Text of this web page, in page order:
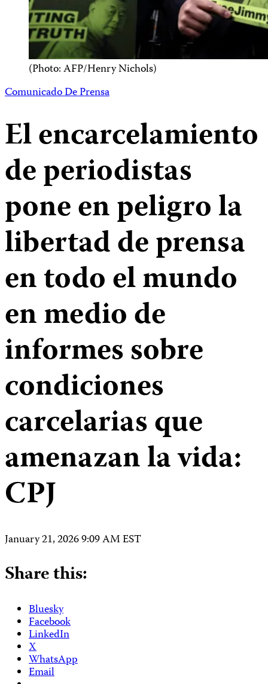
(Photo: AFP/Henry Nichols)
Comunicado De Prensa
El encarcelamiento
de periodistas
pone en peligro la
libertad de prensa
en todo el mundo
en medio de
informes sobre
condiciones
carcelarias que
amenazan la vida:
CPJ
January 21, 2026 9:09 AM EST
Share this:
Bluesky
Facebook
LinkedIn
X
WhatsApp
Email